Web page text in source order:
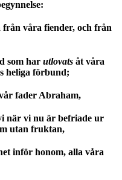
våra fiender, och från
som har utlovats åt våra
heliga förbund;
fader Abraham,
när vi nu är befriade ur
utan fruktan,
inför honom, alla våra